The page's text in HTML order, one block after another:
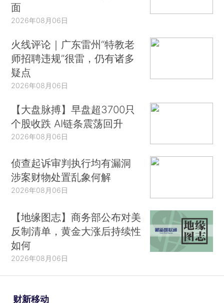
面
2026年08月06日
火线评论｜广东雷州“特教老
师招聘违规”很雷，仍有诸多
疑点
2026年08月06日
【大盘脉搏】早盘超3700只
个股收跌 AI链条震荡回升
2026年08月06日
侦查起诉审判执行均有漏洞
涉案财物处置乱象何解
2026年08月06日
【地缘图志】商务部公布对美
反制清单，黄金大涨后持续性
如何
2026年08月06日
财新移动